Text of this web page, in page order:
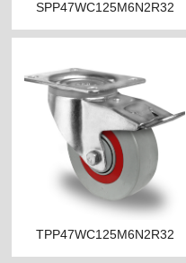
SPP47WC125M6N2R32
TPP47WC125M6N2R32